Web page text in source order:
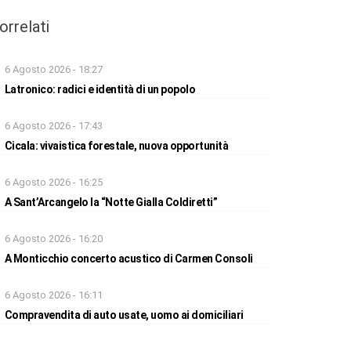
6 Agosto 2026 - 18:27
Latronico: radici e identità di un popolo
6 Agosto 2026 - 17:43
Cicala: vivaistica forestale, nuova opportunità
6 Agosto 2026 - 16:25
A Sant’Arcangelo la “Notte Gialla Coldiretti”
6 Agosto 2026 - 16:20
A Monticchio concerto acustico di Carmen Consoli
6 Agosto 2026 - 16:11
Compravendita di auto usate, uomo ai domiciliari